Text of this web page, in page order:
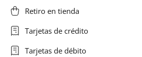
Retiro en tienda
Tarjetas de crédito
Tarjetas de débito